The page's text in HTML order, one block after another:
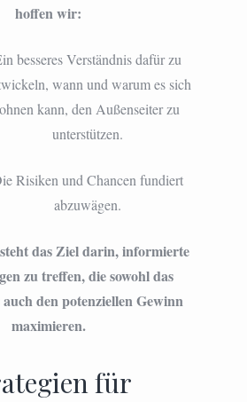
hoffen wir:
besseres Verständnis dafür zu
wann und warum es sich
kann, den Außenseiter zu
unterstützen.
Risiken und Chancen fundiert
abzuwägen.
das Ziel darin, informierte
zu treffen, die sowohl das
den potenziellen Gewinn
maximieren.
für